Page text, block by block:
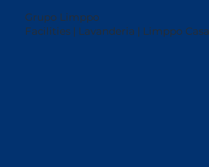
Grupo Limppo
Facilities | Lavanderia | Limppo Casa